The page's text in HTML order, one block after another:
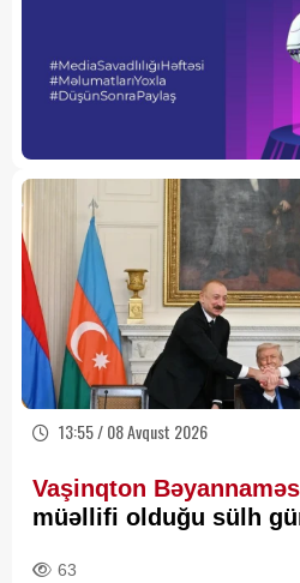
13:55 / 08 Avqust 2026
Vaşinqton
müəllifi olduğu sülh
63